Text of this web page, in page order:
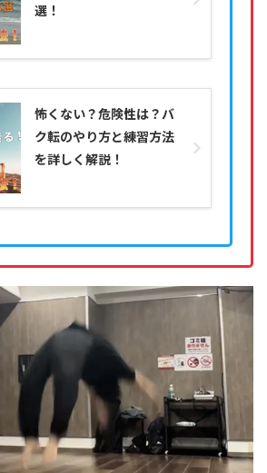
選！
怖くない？危険性は？バ
ク転のやり方と練習方法
を詳しく解説！